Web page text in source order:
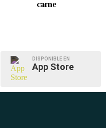
carne
DISPONIBLE EN
App Store